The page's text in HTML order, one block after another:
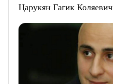
Царукян Гагик Коляевич